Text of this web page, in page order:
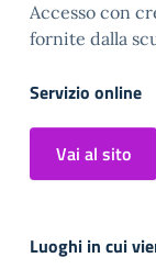
Accesso con
fornite dalla
Servizio online
Vai al sito
Luoghi in cui